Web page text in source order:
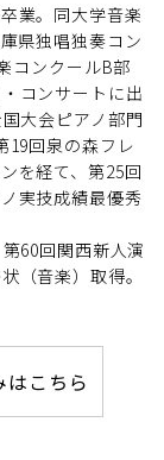
業。同大学音楽
県独唱独奏コン
コンクールB部
コンサートに出
大会ピアノ部門
19回泉の森フレ
を経て、第25回
実技成績最優秀
60回関西新人演
（音楽）取得。
こちら